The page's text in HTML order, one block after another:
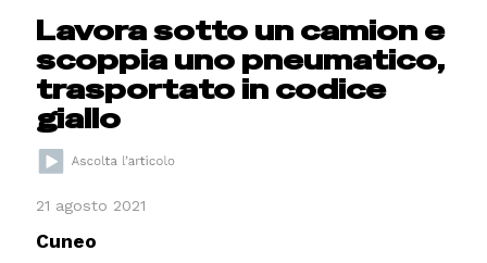
Lavora sotto un camion e
scoppia uno pneumatico,
trasportato in codice
giallo
21 agosto 2021
Cuneo